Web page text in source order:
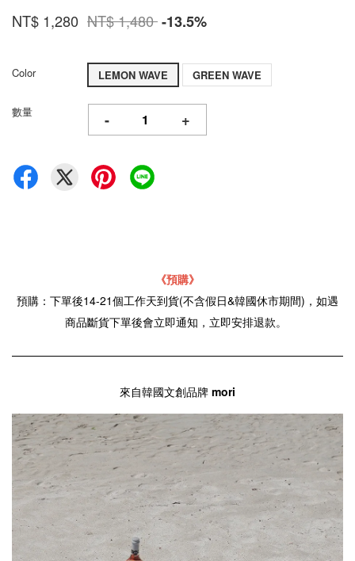
NT$ 1,280 NT$ 1,480-13.5%
Color LEMON WAVE GREEN WAVE
數量 - +
《預購》
預購：下單後14-21個工作天到貨(不含假日&韓國休市期間)，如遇
商品斷貨下單後會立即通知，立即安排退款。
來自韓國文創品牌 mori